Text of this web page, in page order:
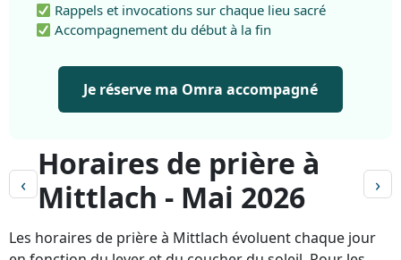
Rappels et invocations sur chaque lieu sacré
Accompagnement du début à la fin
Je réserve ma Omra accompagné
‹
Horaires de prière à
Mittlach - Mai 2026
›
Les horaires de prière à Mittlach évoluent chaque jour